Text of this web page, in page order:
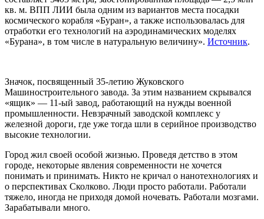
кв. м. ВПП ЛИИ была одним из вариантов места посадки
космического корабля «Буран», а также использовалась для
отработки его технологий на аэродинамических моделях
«Бурана», в том числе в натуральную величину». Источник.
Значок, посвященный 35-летию Жуковского
Машиностроительного завода. За этим названием скрывался
«ящик» — 11-ый завод, работающий на нужды военной
промышленности. Невзрачный заводской комплекс у
железной дороги, где уже тогда шли в серийное производство
высокие технологии.
Город жил своей особой жизнью. Проведя детство в этом
городе, некоторые явления современности не хочется
понимать и принимать. Никто не кричал о нанотехнологиях и
о перспективах Сколково. Люди просто работали. Работали
тяжело, иногда не приходя домой ночевать. Работали мозгами.
Зарабатывали много.